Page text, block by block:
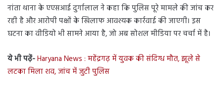
नांता थाना के एएसआई दुर्गालाल ने कहा कि पुलिस पूरे मामले की जांच कर
रही है और आरोपी पक्षों के खिलाफ आवश्यक कार्रवाई की जाएगी। इस
घटना का वीडियो भी सामने आया है, जो अब सोशल मीडिया पर चर्चा में है।
ये भी पढ़ें-Haryana News : महेंद्रगढ़ में युवक की संदिग्ध मौत, झूले से
लटका मिला शव, जांच में जुटी पुलिस